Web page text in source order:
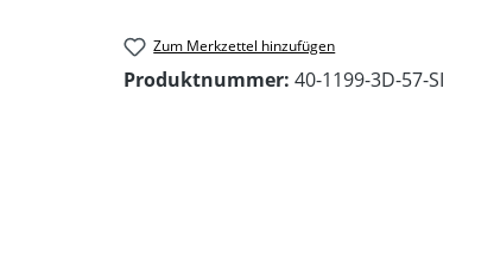
Zum Merkzettel hinzufügen
Produktnummer: 40-1199-3D-57-SI